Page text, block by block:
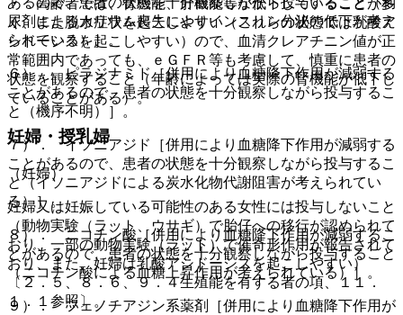
・ 高齢者では、腎機能、肝機能等が低下していることが多
く、また脱水症状を起こしやすい（これらの状態では乳酸ア
シドーシスを起こしやすい）ので、血清クレアチニン値が正
常範囲内であっても、ｅＧＦＲ等も考慮して、慎重に患者の
状態を観察すること（年齢によっては実際の腎機能が低下し
ていることがある）。
妊婦・授乳婦
（妊婦）
妊婦又は妊娠している可能性のある女性には投与しないこと
（動物実験（ラット、ウサギ）で胎仔への移行が認められて
おり、一部の動物実験（ラット）で催奇形作用が報告されて
おり、また、妊婦は乳酸アシドーシスを起こしやすい）
〔２．５、８．６、９．４生殖能を有する者の項、１１．
１．１参照〕。
尿剤によるカリウム喪失によりインスリン分泌の低下が考え
られている）］。
６）． ピラジナミド［併用により血糖降下作用が減弱する
ことがあるので、患者の状態を十分観察しながら投与するこ
と（機序不明）］。
７）． イソニアジド［併用により血糖降下作用が減弱する
ことがあるので、患者の状態を十分観察しながら投与するこ
と（イソニアジドによる炭水化物代謝阻害が考えられてい
る）］。
８）． ニコチン酸［併用により血糖降下作用が減弱するこ
とがあるので、患者の状態を十分観察しながら投与すること
（ニコチン酸による血糖上昇作用が考えられている）］。
９）． フェノチアジン系薬剤［併用により血糖降下作用が